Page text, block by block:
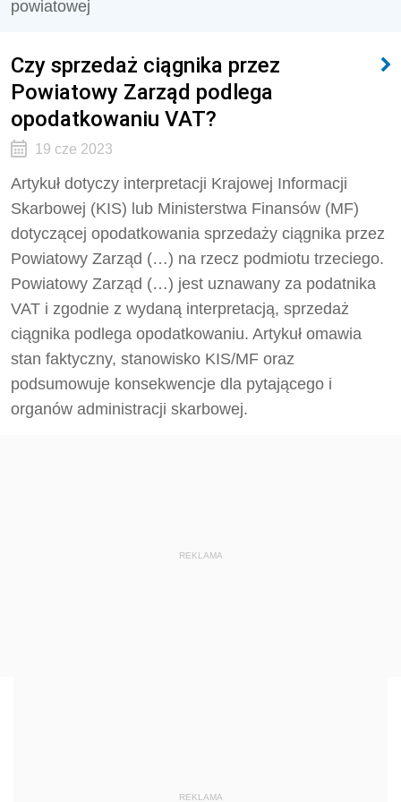
powiatowej
Czy sprzedaż ciągnika przez
Powiatowy Zarząd podlega
opodatkowaniu VAT?
19 cze 2023
Artykuł dotyczy interpretacji Krajowej Informacji
Skarbowej (KIS) lub Ministerstwa Finansów (MF)
dotyczącej opodatkowania sprzedaży ciągnika przez
Powiatowy Zarząd (…) na rzecz podmiotu trzeciego.
Powiatowy Zarząd (…) jest uznawany za podatnika
VAT i zgodnie z wydaną interpretacją, sprzedaż
ciągnika podlega opodatkowaniu. Artykuł omawia
stan faktyczny, stanowisko KIS/MF oraz
podsumowuje konsekwencje dla pytającego i
organów administracji skarbowej.
REKLAMA
REKLAMA